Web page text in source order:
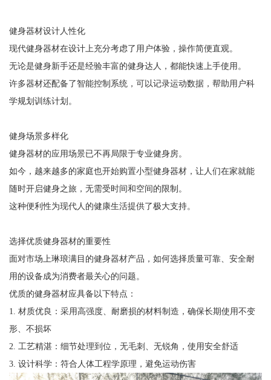
健身器材设计人性化
现代健身器材在设计上充分考虑了用户体验，操作简便直观。
无论是健身新手还是经验丰富的健身达人，都能快速上手使用。
许多器材还配备了智能控制系统，可以记录运动数据，帮助用户科
学规划训练计划。
健身场景多样化
健身器材的应用场景已不再局限于专业健身房。
如今，越来越多的家庭也开始购置小型健身器材，让人们在家就能
随时开启健身之旅，无需受时间和空间的限制。
这种便利性为现代人的健康生活提供了极大支持。
选择优质健身器材的重要性
面对市场上琳琅满目的健身器材产品，如何选择质量可靠、安全耐
用的设备成为消费者最关心的问题。
优质的健身器材应具备以下特点：
1. 材质优良：采用高强度、耐磨损的材料制造，确保长期使用不变
形、不损坏
2. 工艺精湛：细节处理到位，无毛刺、无锐角，使用安全舒适
3. 设计科学：符合人体工程学原理，避免运动伤害